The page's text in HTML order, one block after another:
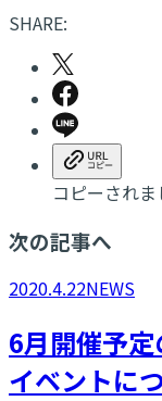
SHARE:
コピーされま
次の記事へ
2020.4.22NEWS
6月開催予
イベントに